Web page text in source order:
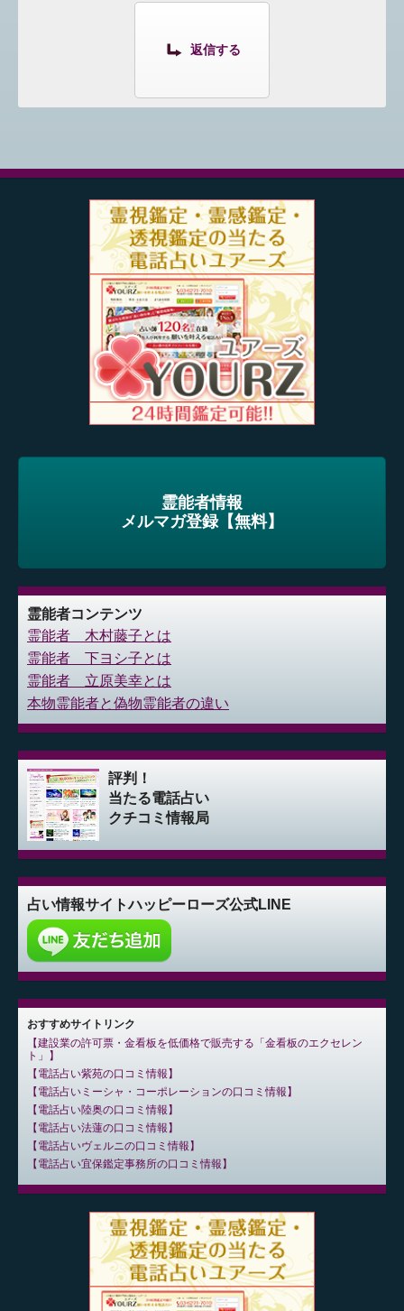
返信する
霊能者情報
メルマガ登録【無料】
霊能者コンテンツ
霊能者 木村藤子とは
霊能者 下ヨシ子とは
霊能者 立原美幸とは
本物霊能者と偽物霊能者の違い
評判！
当たる電話占い
クチコミ情報局
占い情報サイトハッピーローズ公式LINE
おすすめサイトリンク
建設業の許可票・金看板を低価格で販売する「金看板のエクセレン
ト」
電話占い紫苑の口コミ情報
電話占いミーシャ・コーポレーションの口コミ情報
電話占い陸奥の口コミ情報
電話占い法蓮の口コミ情報
電話占いヴェルニの口コミ情報
電話占い宜保鑑定事務所の口コミ情報